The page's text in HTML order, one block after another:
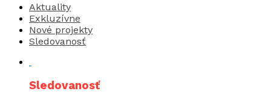
Aktuality
Exkluzívne
Nové projekty
Sledovanosť
Sledovanosť